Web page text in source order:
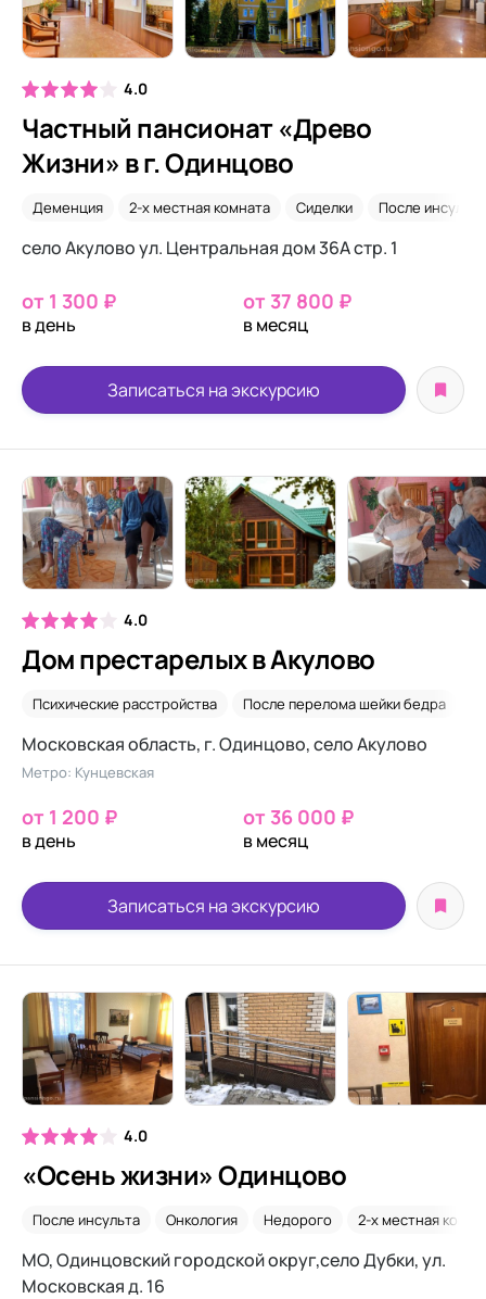
4.0
Частный пансионат «Древо
Жизни» в г. Одинцово
Деменция 2-х местная комната Сиделки После инсульта
село Акулово ул. Центральная дом 36А стр. 1
от 1 300 ₽
в день
от 37 800 ₽
в месяц
Записаться на экскурсию
4.0
Дом престарелых в Акулово
Психические расстройства После перелома шейки бедра
Московская область, г. Одинцово, село Акулово
Метро: Кунцевская
от 1 200 ₽
в день
от 36 000 ₽
в месяц
Записаться на экскурсию
4.0
«Осень жизни» Одинцово
После инсульта Онкология Недорого 2-х местная
МО, Одинцовский городской округ,село Дубки, ул.
Московская д. 16